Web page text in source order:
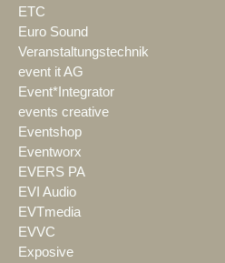
ETC
Euro Sound
Veranstaltungstechnik
event it AG
Event*Integrator
events creative
Eventshop
Eventworx
EVERS PA
EVI Audio
EVTmedia
EVVC
Exposive